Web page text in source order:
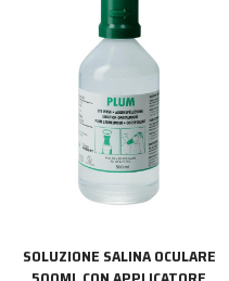
SOLUZIONE SALINA OCULARE